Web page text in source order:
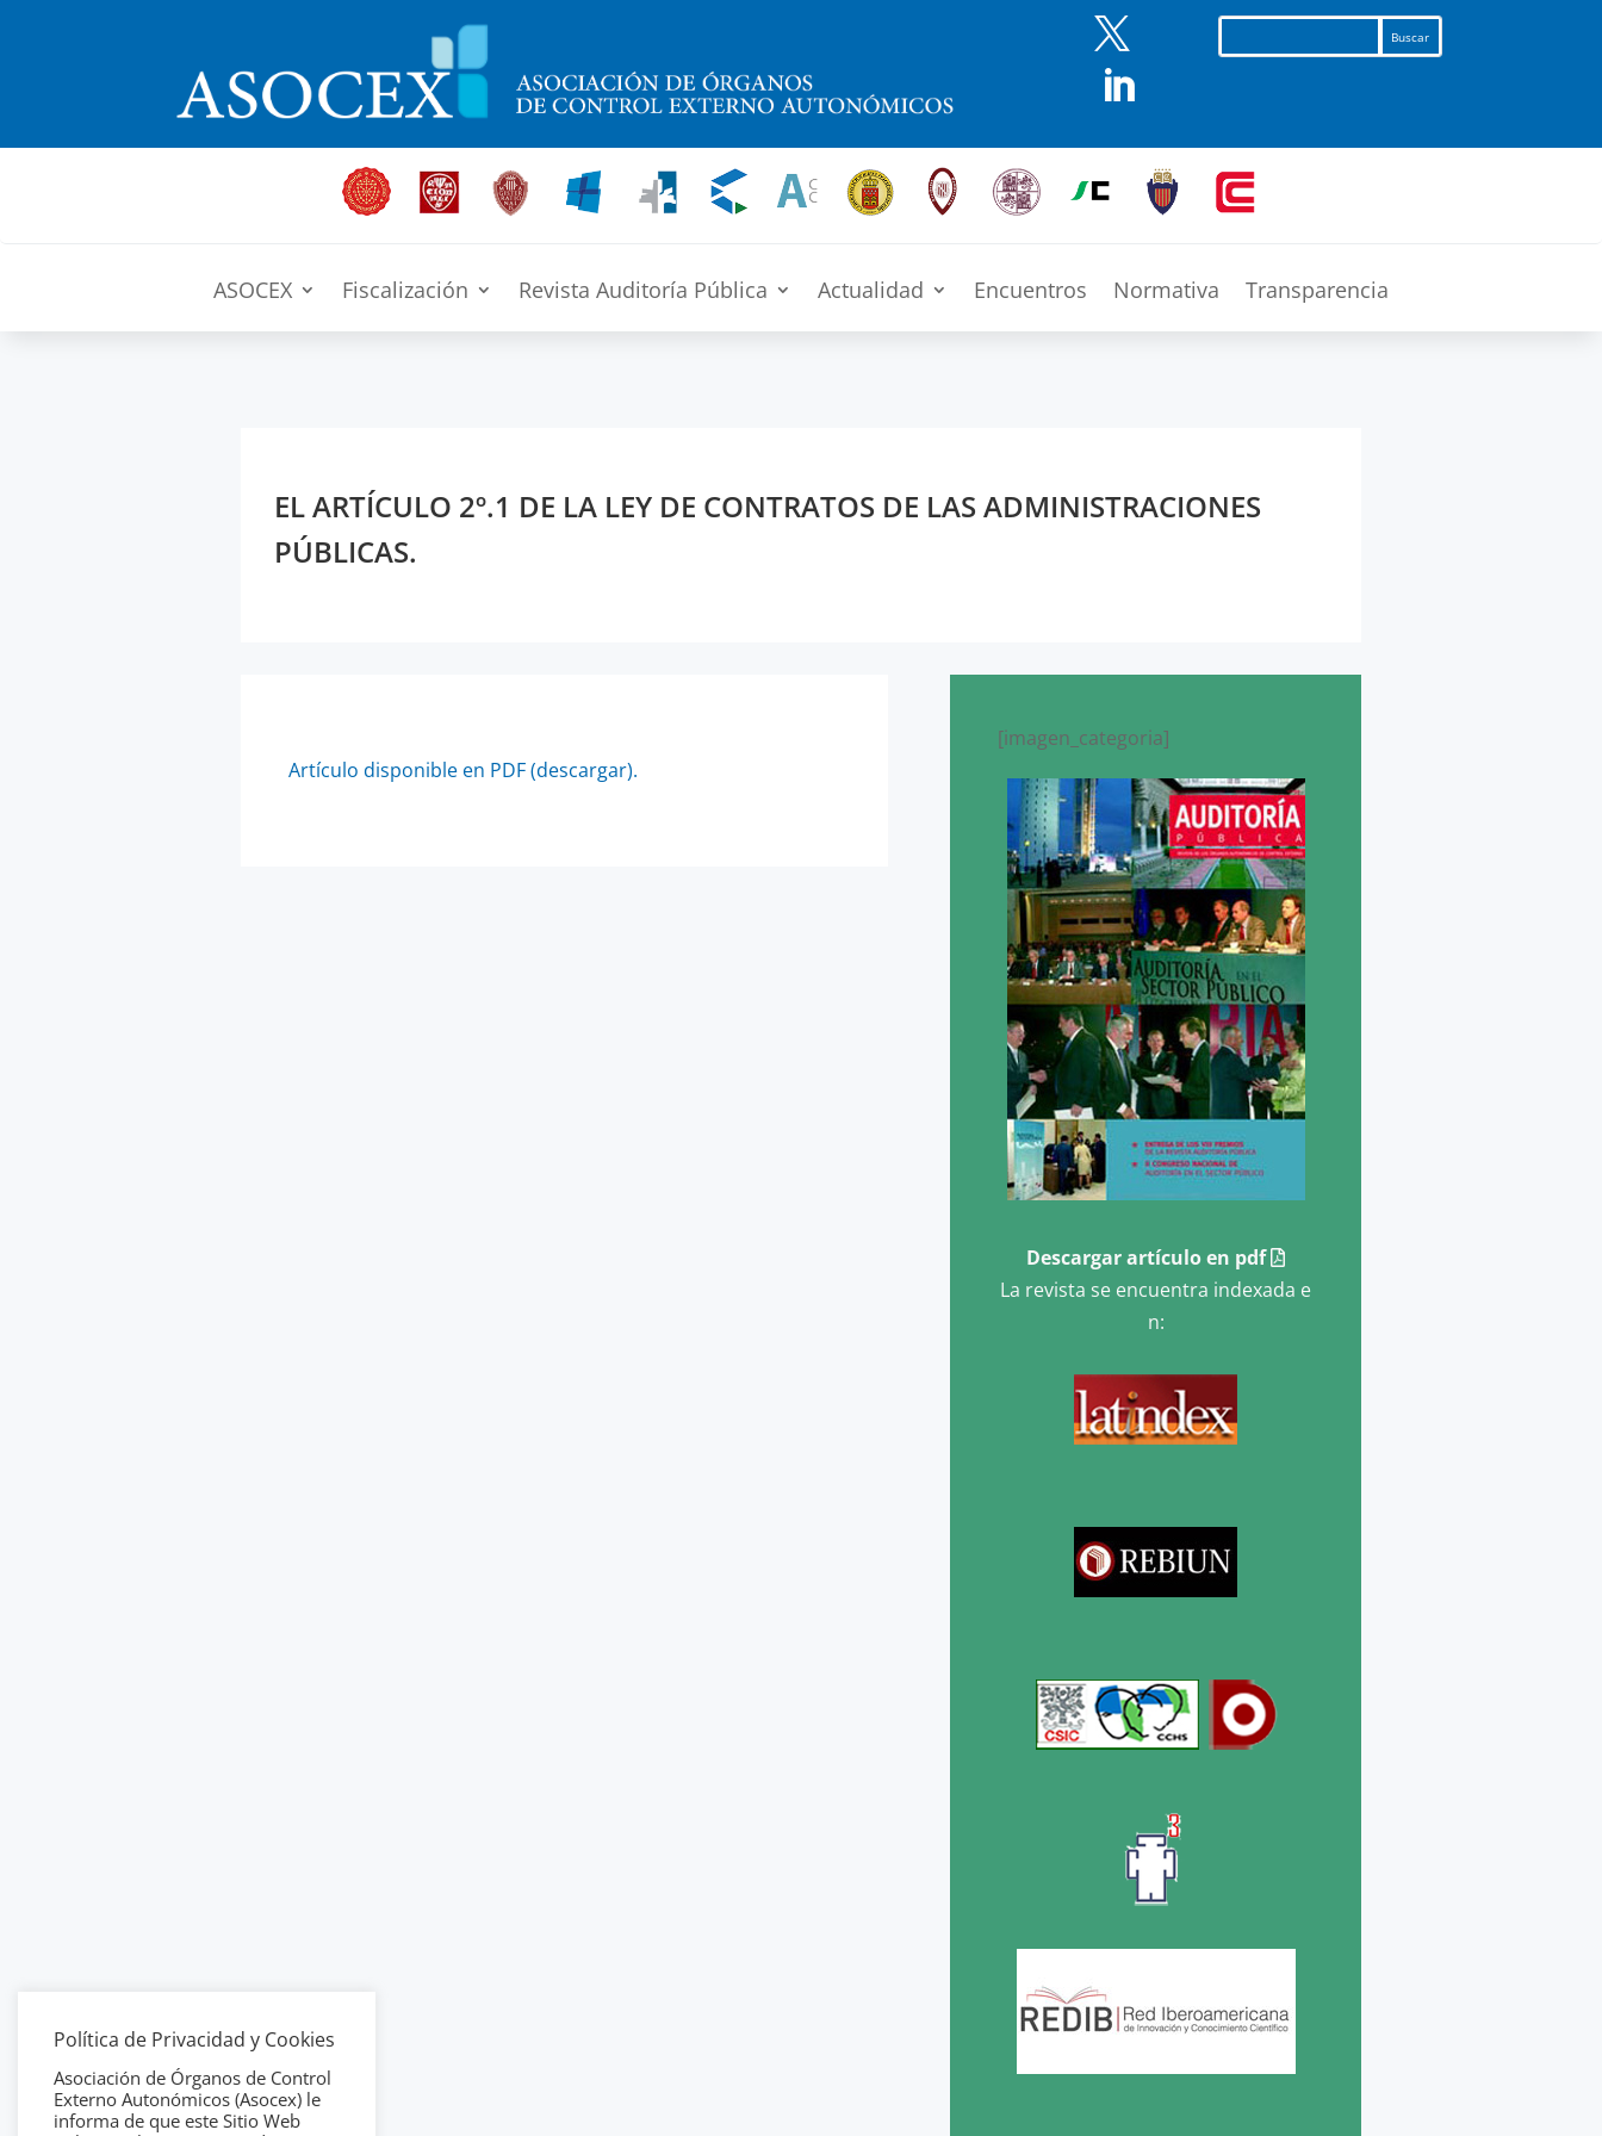


ASOCEX Fiscalización Revista Auditoría Pública Actualidad Encuentros Normativa Transparencia
EL ARTÍCULO 2º.1 DE LA LEY DE CONTRATOS DE LAS ADMINISTRACIONES
PÚBLICAS.
Artículo disponible en PDF (descargar).
[imagen_categoria]
Descargar artículo en pdf
La revista se encuentra indexada e
n:
Política de Privacidad y Cookies
Asociación de Órganos de Control
Externo Autonómicos (Asocex) le
informa de que este Sitio Web